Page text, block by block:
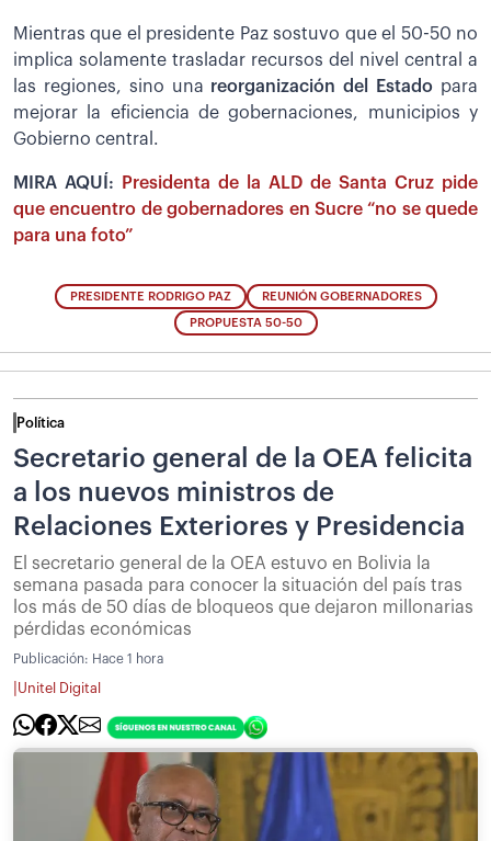
Mientras que el presidente Paz sostuvo que el 50-50 no
implica solamente trasladar recursos del nivel central a
las regiones, sino una reorganización del Estado para
mejorar la eficiencia de gobernaciones, municipios y
Gobierno central.
MIRA AQUÍ:
Presidenta de la ALD de Santa Cruz pide
que encuentro de gobernadores en Sucre “no se quede
para una foto”
PRESIDENTE RODRIGO PAZ REUNIÓN GOBERNADORES
PROPUESTA 50-50
Política
Secretario general de la OEA felicita
a los nuevos ministros de
Relaciones Exteriores y Presidencia
El secretario general de la OEA estuvo en Bolivia la
semana pasada para conocer la situación del país tras
los más de 50 días de bloqueos que dejaron millonarias
pérdidas económicas
Publicación: Hace 1 hora
Unitel Digital